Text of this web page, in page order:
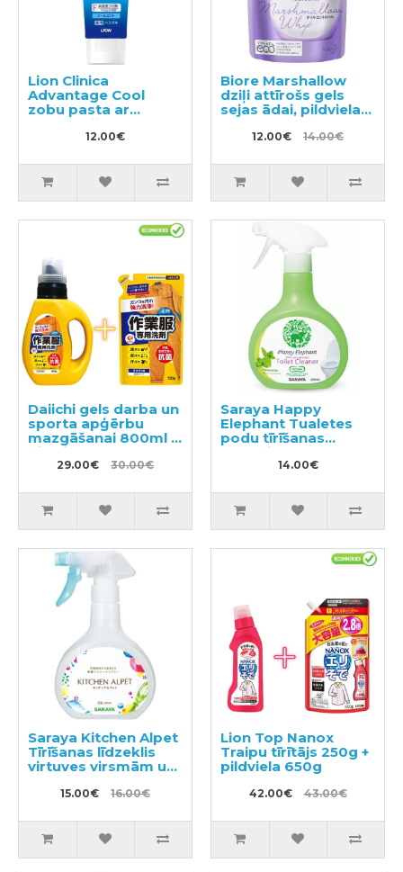
Lion Clinica
Advantage Cool
zobu pasta ar
atvēsinošu
piparmētru garšu
12.00€
Biore Marshallow
dziļi attīrošs gels
sejas ādai, pildviela
12.00€ 14.00€
Daiichi gels darba un
sporta apģērbu
mazgāšanai 800ml +
pildviela 720ml
29.00€ 30.00€
Saraya Happy
Elephant Tualetes
podu tīrīšanas
līdzeklis 400ml
14.00€
Saraya Kitchen Alpet
Tīrīšanas līdzeklis
virtuves virsmām un
traukiem 400ml
15.00€ 16.00€
Lion Top Nanox
Traipu tīrītājs 250g +
pildviela 650g
42.00€ 43.00€